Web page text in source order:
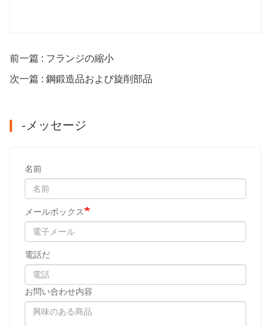
前一篇 : フランジの縮小
次一篇 : 鋼鍛造品および旋削部品
-メッセージ
名前
メールボックス
電話だ
お問い合わせ内容